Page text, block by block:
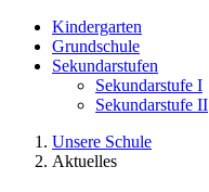
Kindergarten
Grundschule
Sekundarstufen
Sekundarstufe I
Sekundarstufe II
Unsere Schule
Aktuelles